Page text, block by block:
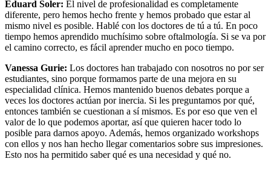
Eduard Soler: El nivel de profesionalidad es completamente
diferente, pero hemos hecho frente y hemos probado que estar al
mismo nivel es posible. Hablé con los doctores de tú a tú. En poco
tiempo hemos aprendido muchísimo sobre oftalmología. Si se va por
el camino correcto, es fácil aprender mucho en poco tiempo.
Vanessa Gurie: Los doctores han trabajado con nosotros no por ser
estudiantes, sino porque formamos parte de una mejora en su
especialidad clínica. Hemos mantenido buenos debates porque a
veces los doctores actúan por inercia. Si les preguntamos por qué,
entonces también se cuestionan a sí mismos. Es por eso que ven el
valor de lo que podemos aportar, así que quieren hacer todo lo
posible para darnos apoyo. Además, hemos organizado workshops
con ellos y nos han hecho llegar comentarios sobre sus impresiones.
Esto nos ha permitido saber qué es una necesidad y qué no.